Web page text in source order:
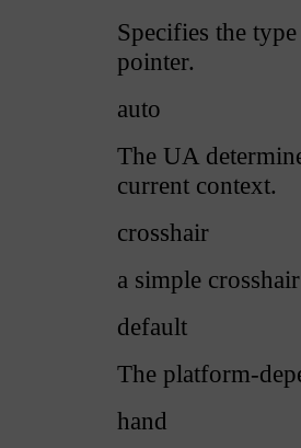
Specifies the
pointer.
auto
The UA
current context.
crosshair
a simple crosshair
default
The platform-
hand